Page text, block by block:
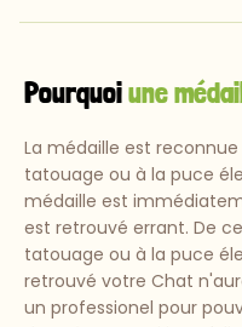
Pourquoiune
La médaille est
tatouage ou à la puce
médaille est
est retrouvé errant. De
tatouage ou à la puce
retrouvé votre Chat
un professionel pour